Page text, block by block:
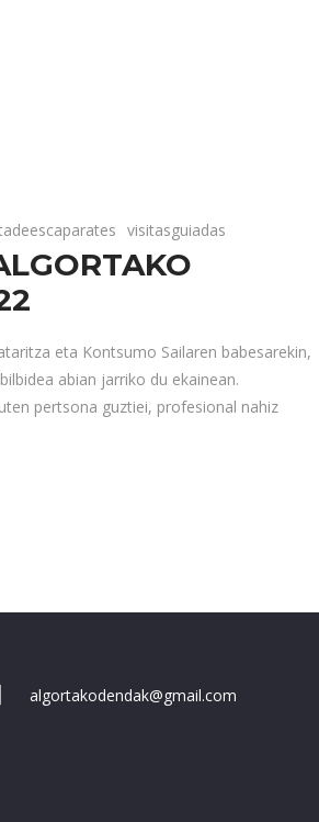
visitasguiadas
eta Kontsumo Sailaren babesarekin,
abian jarriko du ekainean.
pertsona guztiei, profesional nahiz
algortakodendak@gmail.com